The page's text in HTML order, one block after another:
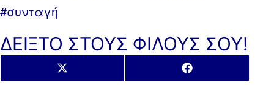
#συνταγή
ΔΕΙΞΤΟ ΣΤΟΥΣ ΦΙΛΟΥΣ ΣΟΥ!
Share
X
Share
Facebook